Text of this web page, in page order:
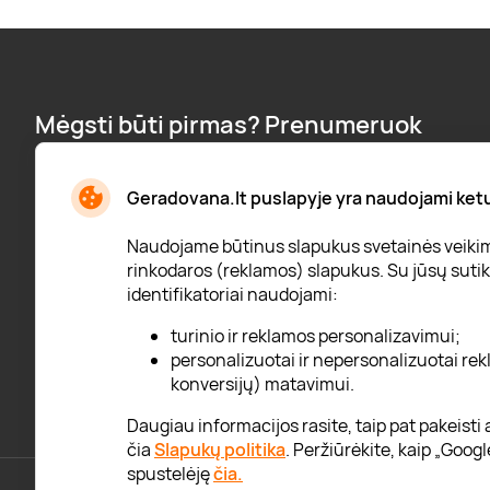
Geradovana.lt puslapyje yra naudojami
Naudojame būtinus slapukus svetainės
rinkodaros (reklamos) slapukus. Su jūsų
identifikatoriai naudojami:
turinio ir reklamos personalizavimui;
personalizuotai ir nepersonalizuotai
konversijų) matavimui.
Daugiau informacijos rasite, taip pat
čiaSlapukų politika. Peržiūrėkite, kaip
spustelėjęčia.
Mėgsti būti pirmas? Prenumeruok
naujienlaiškį:
Naujienos, pranešimai apie nuolaidas ir dar daugiau!
* Susipažinau suprivatumo politika